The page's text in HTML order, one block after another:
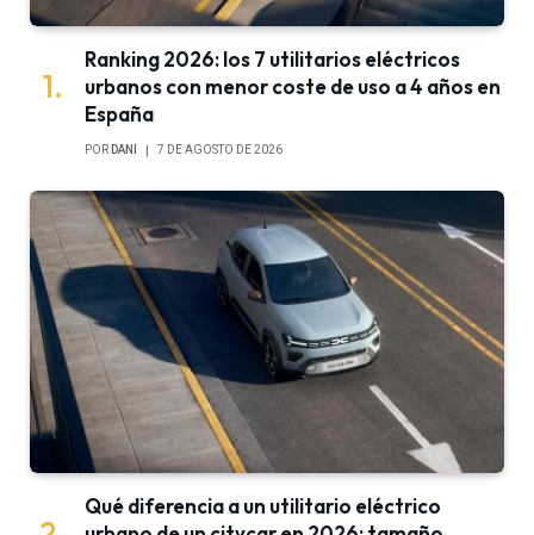
Ranking 2026: los 7 utilitarios eléctricos
urbanos con menor coste de uso a 4 años en
España
POR DANI 7 DE AGOSTO DE 2026
Qué diferencia a un utilitario eléctrico